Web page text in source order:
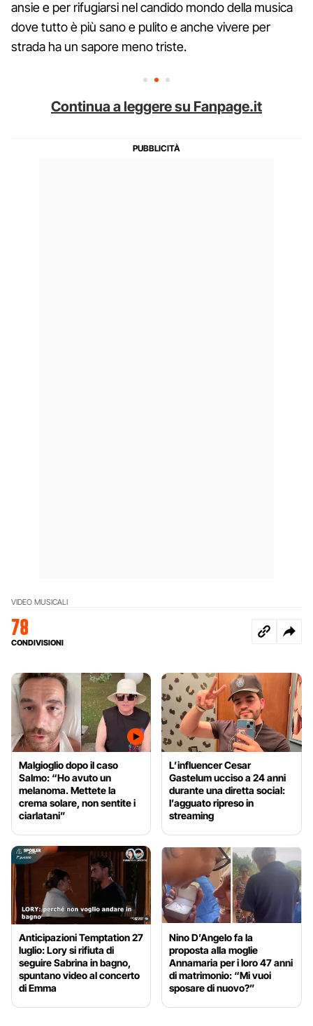
ansie e per rifugiarsi nel candido mondo della musica
dove tutto è più sano e pulito e anche vivere per
strada ha un sapore meno triste.
Continua a leggere su Fanpage.it
VIDEO MUSICALI
78
CONDIVISIONI
Malgioglio dopo il caso
Salmo: “Ho avuto un
melanoma. Mettete la
crema solare, non sentite i
ciarlatani”
L’influencer Cesar
Gastelum ucciso a 24 anni
durante una diretta social:
l’agguato ripreso in
streaming
Anticipazioni Temptation 27
luglio: Lory si rifiuta di
seguire Sabrina in bagno,
spuntano video al concerto
di Emma
Nino D’Angelo fa la
proposta alla moglie
Annamaria per i loro 47 anni
di matrimonio: “Mi vuoi
sposare di nuovo?”